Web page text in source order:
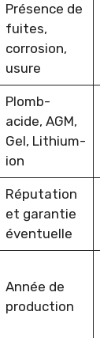
Présence de
fuites,
corrosion,
usure
Plomb-
acide, AGM,
Gel, Lithium-
ion
Réputation
et garantie
éventuelle
Année de
production